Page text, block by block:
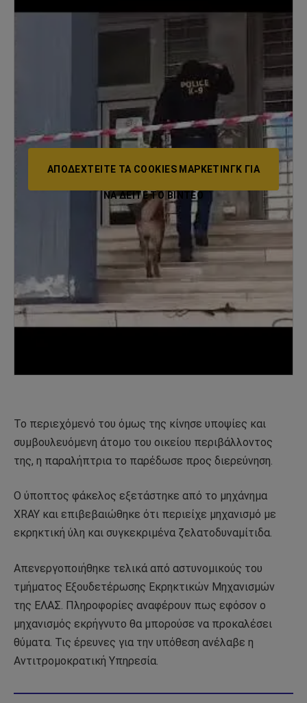
ΑΠΟΔΕΧΤΕΊΤΕ ΤΑ COOKIES ΜΆΡΚΕΤΙΝΓΚ ΓΙΑ
ΝΑ ΔΕΊΤΕ ΤΟ ΒΙΝΤΕΟ
Το περιεχόμενό του όμως της κίνησε υποψίες και
συμβουλευόμενη άτομο του οικείου περιβάλλοντος
της, η παραλήπτρια το παρέδωσε προς διερεύνηση.
Ο ύποπτος φάκελος εξετάστηκε από το μηχάνημα
ΧRAY και επιβεβαιώθηκε ότι περιείχε μηχανισμό με
εκρηκτική ύλη και συγκεκριμένα ζελατοδυναμίτιδα.
Απενεργοποιήθηκε τελικά από αστυνομικούς του
τμήματος Εξουδετέρωσης Εκρηκτικών Μηχανισμών
της ΕΛΑΣ. Πληροφορίες αναφέρουν πως εφόσον ο
μηχανισμός εκρήγνυτο θα μπορούσε να προκαλέσει
θύματα. Τις έρευνες για την υπόθεση ανέλαβε η
Αντιτρομοκρατική Υπηρεσία.